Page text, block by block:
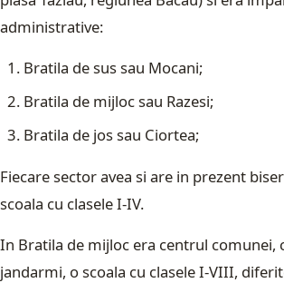
administrative:
Bratila de sus sau Mocani;
Bratila de mijloc sau Razesi;
Bratila de jos sau Ciortea;
Fiecare sector avea si are in prezent
scoala cu clasele I-IV.
In Bratila de mijloc era centrul comunei,
jandarmi, o scoala cu clasele I-VIII,